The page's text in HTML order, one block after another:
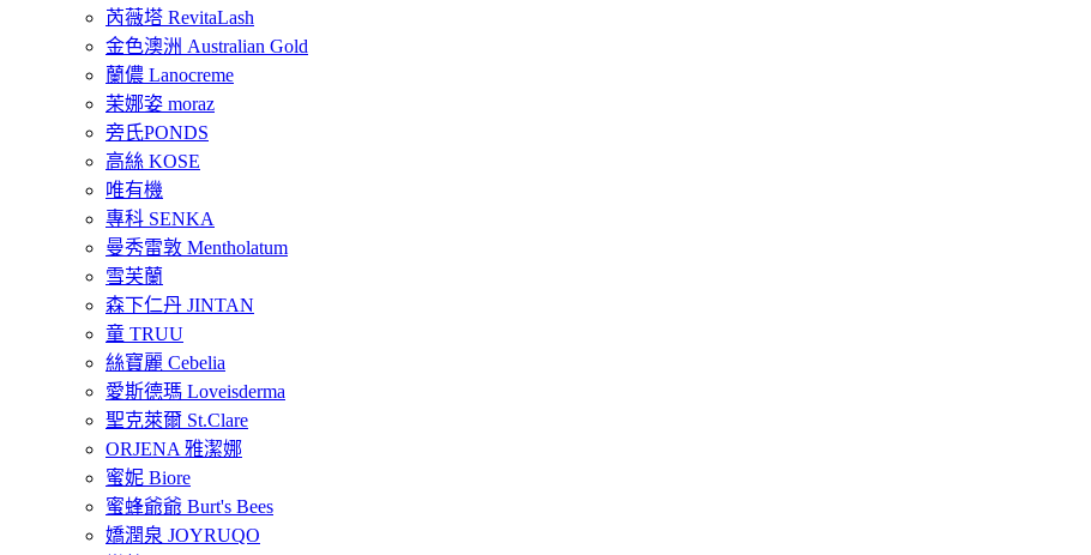
芮薇塔 RevitaLash
金色澳洲 Australian Gold
蘭儂 Lanocreme
茉娜姿 moraz
旁氏PONDS
高絲 KOSE
唯有機
專科 SENKA
曼秀雷敦 Mentholatum
雪芙蘭
森下仁丹 JINTAN
童 TRUU
絲寶麗 Cebelia
愛斯德瑪 Loveisderma
聖克萊爾 St.Clare
ORJENA 雅潔娜
蜜妮 Biore
蜜蜂爺爺 Burt's Bees
嬌潤泉 JOYRUQO